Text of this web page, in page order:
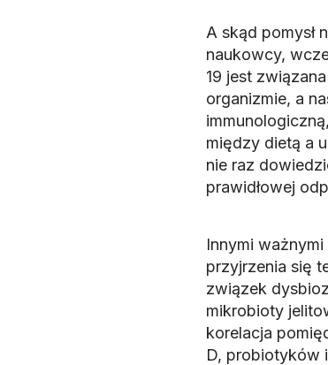
A skąd pomysł
naukowcy,
19 jest
organizmie, a
między dietą a
nie raz
prawidłowej
Innymi
przyjrzenia się
związek
mikrobioty
korelacja
D, probiotyków